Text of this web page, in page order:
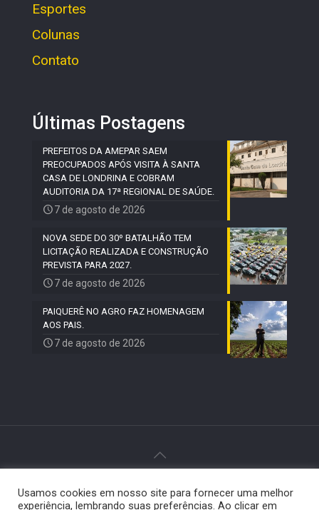
Esportes
Colunas
Contato
Últimas Postagens
PREFEITOS DA AMEPAR SAEM
PREOCUPADOS APÓS VISITA À SANTA
CASA DE LONDRINA E COBRAM
AUDITORIA DA 17ª REGIONAL DE SAÚDE.
7 de agosto de 2026
NOVA SEDE DO 30º BATALHÃO TEM
LICITAÇÃO REALIZADA E CONSTRUÇÃO
PREVISTA PARA 2027.
7 de agosto de 2026
PAIQUERÊ NO AGRO FAZ HOMENAGEM
AOS PAIS.
7 de agosto de 2026
© 2024 Paiquerê - Todos os direitos reservados |
Desenvolvido porElemento Visual .
Usamos cookies em nosso site para fornecer uma melhor
experiência, lembrando suas preferências. Ao clicar em